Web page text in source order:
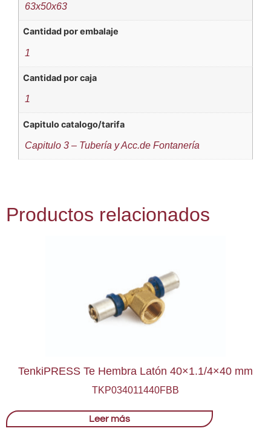
63x50x63
Cantidad por embalaje
1
Cantidad por caja
1
Capitulo catalogo/tarifa
Capitulo 3 – Tubería y Acc.de Fontanería
Productos relacionados
TenkiPRESS Te Hembra Latón 40×1.1/4×40 mm
TKP034011440FBB
Leer más